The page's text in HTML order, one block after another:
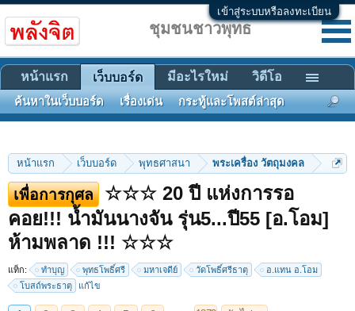
เข้าสู่ระบบหรือลงทะเบียน
หน้าแรก เว็บบอร์ด พุทธศาสนา พระเครื่อง วัตถุมงคล
เพื่อการกุศล
☆☆☆ 20 ปี แห่งการรอ
คอย!!! น้ำมันนางจัน รุ่น5...ปี55 [อ.โอม]
ห้ามพลาด !!! ☆☆☆
แท็ก: ทำบุญ พุทธโพธิ์ศรี มหาเจดีย์ วัดโพธิ์ศรีธาตุ
อ.แทน อ.โอม
โบสถ์พระธาตุ
แก้ไข
1 2 3 4 5 6 → 1872 ถัดไป >
ชุมชนชาวพุทธ
หน้าแรก เว็บบอร์ด
ค้นหาในเว็บบอร์ด เรื่องเด่น กระทู้และโพสต์ล่าสุด
มีอะไรใหม่ วิดีโอ